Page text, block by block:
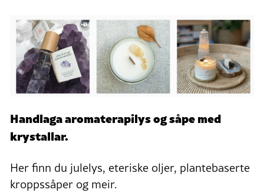
Handlaga aromaterapilys og såpe med
krystallar.
Her finn du julelys, eteriske oljer, plantebaserte
kroppssåper og meir.